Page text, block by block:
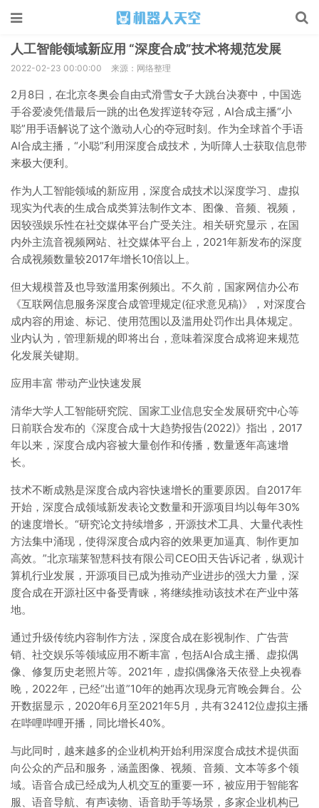
人工智能领域新应用 “深度合成”技术将规范发展
2022-02-23 00:00:00 来源：网络整理
2月8日，在北京冬奥会自由式滑雪女子大跳台决赛中，中国选
手谷爱凌凭借最后一跳的出色发挥逆转夺冠，AI合成主播“小
聪”用手语解说了这个激动人心的夺冠时刻。作为全球首个手语
AI合成主播，“小聪”利用深度合成技术，为听障人士获取信息带
来极大便利。
作为人工智能领域的新应用，深度合成技术以深度学习、虚拟
现实为代表的生成合成类算法制作文本、图像、音频、视频，
因较强娱乐性在社交媒体平台广受关注。相关研究显示，在国
内外主流音视频网站、社交媒体平台上，2021年新发布的深度
合成视频数量较2017年增长10倍以上。
但大规模普及也导致滥用案例频出。不久前，国家网信办公布
《互联网信息服务深度合成管理规定(征求意见稿)》，对深度合
成内容的用途、标记、使用范围以及滥用处罚作出具体规定。
业内认为，管理新规的即将出台，意味着深度合成将迎来规范
化发展关键期。
应用丰富 带动产业快速发展
清华大学人工智能研究院、国家工业信息安全发展研究中心等
日前联合发布的《深度合成十大趋势报告(2022)》指出，2017
年以来，深度合成内容被大量创作和传播，数量逐年高速增
长。
技术不断成熟是深度合成内容快速增长的重要原因。自2017年
开始，深度合成领域新发表论文数量和开源项目均以每年30%
的速度增长。“研究论文持续增多，开源技术工具、大量代表性
方法集中涌现，使得深度合成内容的效果更加逼真、制作更加
高效。”北京瑞莱智慧科技有限公司CEO田天告诉记者，纵观计
算机行业发展，开源项目已成为推动产业进步的强大力量，深
度合成在开源社区中备受青睐，将继续推动该技术在产业中落
地。
通过升级传统内容制作方法，深度合成在影视制作、广告营
销、社交娱乐等领域应用不断丰富，包括AI合成主播、虚拟偶
像、修复历史老照片等。2021年，虚拟偶像洛天依登上央视春
晚，2022年，已经“出道”10年的她再次现身元宵晚会舞台。公
开数据显示，2020年6月至2021年5月，共有32412位虚拟主播
在哔哩哔哩开播，同比增长40%。
与此同时，越来越多的企业机构开始利用深度合成技术提供面
向公众的产品和服务，涵盖图像、视频、音频、文本等多个领
域。语音合成已经成为人机交互的重要一环，被应用于智能客
服、语音导航、有声读物、语音助手等场景，多家企业机构已